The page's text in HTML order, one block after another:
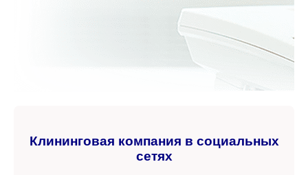
Клининговая компания в социальных
сетях